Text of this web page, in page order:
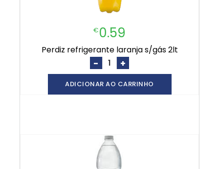
€0.59
perdiz refrigerante laranja s/gás 2lt
- +
ADICIONAR AO CARRINHO